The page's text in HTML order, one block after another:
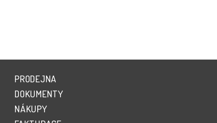
PRODEJNA
DOKUMENTY
NÁKUPY